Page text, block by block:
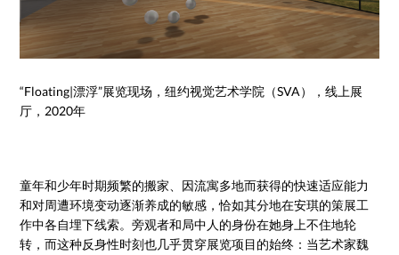
“Floating|漂浮”展览现场，纽约视觉艺术学院（SVA），线上展
厅，2020年
童年和少年时期频繁的搬家、因流寓多地而获得的快速适应能力
和对周遭环境变动逐渐养成的敏感，恰如其分地在安琪的策展工
作中各自埋下线索。旁观者和局中人的身份在她身上不住地轮
转，而这种反身性时刻也几乎贯穿展览项目的始终：当艺术家魏